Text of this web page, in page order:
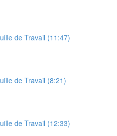
de Travail (11:47)
de Travail (8:21)
de Travail (12:33)